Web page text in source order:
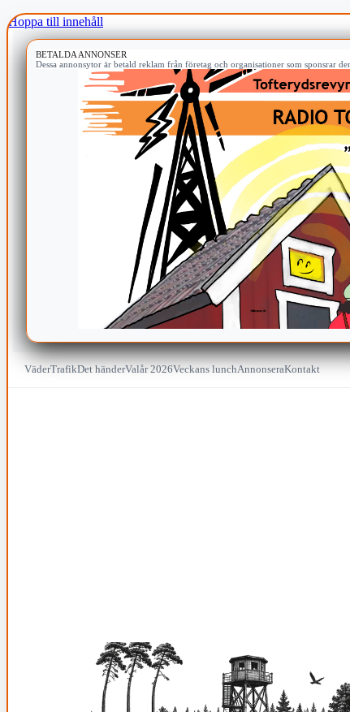
Hoppa till innehåll
BETALDA ANNONSER
Dessa annonsytor är betald reklam från företag och organisationer som sponsrar
VäderTrafikDet händerValår 2026Veckans lunchAnnonseraKontakt